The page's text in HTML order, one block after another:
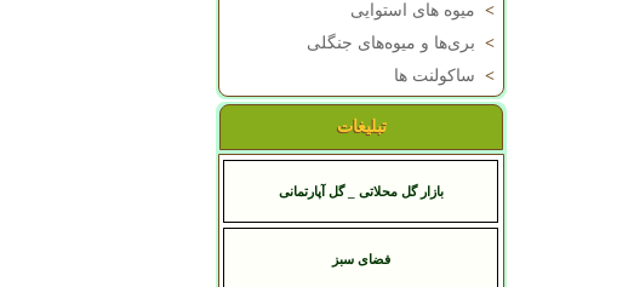
> میوه های استوایی
> بری‌ها و میوه‌های جنگلی
> ساکولنت ها
تبلیغات
بازار گل محلاتی _ گل آپارتمانی
فضای سبز